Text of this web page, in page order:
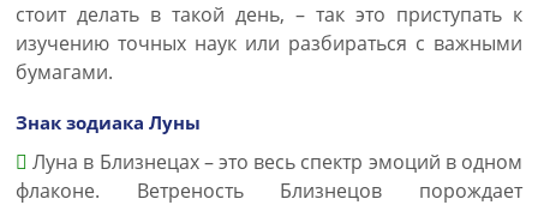
стоит делать в такой день, – так это приступать к
изучению точных наук или разбираться с важными
бумагами.
Знак зодиака Луны
Луна в Близнецах – это весь спектр эмоций в одном
флаконе. Ветреность Близнецов порождает